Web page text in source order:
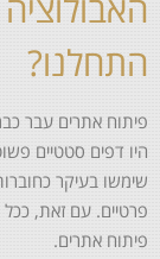
התחלנו?
פיתוח אתרים עבר
שימשו בעיקר
פרטיים. עם זאת,
פיתוח אתרים.